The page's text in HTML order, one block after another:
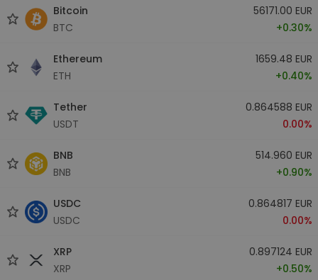
Bitcoin
BTC
56171.00 EUR
+0.30%
Ethereum
ETH
1659.48 EUR
+0.40%
Tether
USDT
0.864588 EUR
0.00%
BNB
BNB
514.960 EUR
+0.90%
USDC
USDC
0.864817 EUR
0.00%
XRP
XRP
0.897124 EUR
+0.50%